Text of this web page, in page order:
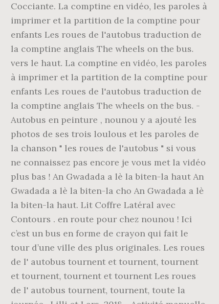
Cocciante. La comptine en vidéo, les paroles à
imprimer et la partition de la comptine pour
enfants Les roues de l'autobus traduction de
la comptine anglais The wheels on the bus.
vers le haut. La comptine en vidéo, les paroles
à imprimer et la partition de la comptine pour
enfants Les roues de l'autobus traduction de
la comptine anglais The wheels on the bus. -
Autobus en peinture , nounou y a ajouté les
photos de ses trois loulous et les paroles de
la chanson " les roues de l'autobus " si vous
ne connaissez pas encore je vous met la vidéo
plus bas ! An Gwadada a lè la biten-la haut An
Gwadada a lè la biten-la cho An Gwadada a lè
la biten-la haut. Lit Coffre Latéral avec
Contours . en route pour chez nounou ! Ici
c’est un bus en forme de crayon qui fait le
tour d’une ville des plus originales. Les roues
de l' autobus tournent et tournent, tournent
et tournent, tournent et tournent Les roues
de l' autobus tournent, tournent, toute la